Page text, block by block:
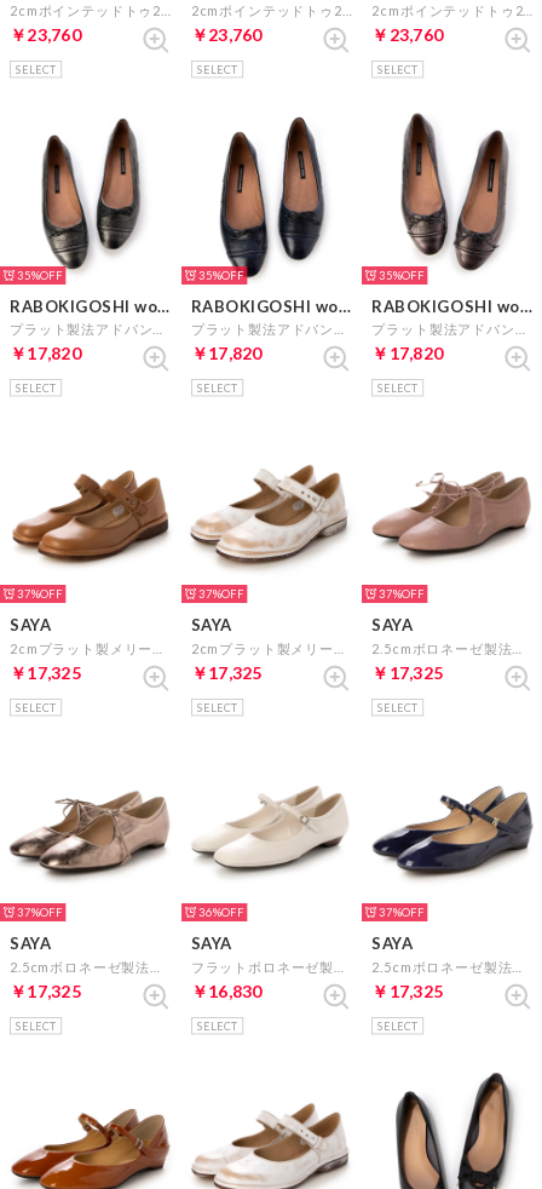
￥23,760
SELECT
￥23,760
SELECT
￥23,760
SELECT
35%
RABOKIGOSHI works
￥17,820
SELECT
35%
RABOKIGOSHI works
￥17,820
SELECT
35%
RABOKIGOSHI works
￥17,820
SELECT
37%
SAYA
￥17,325
SELECT
37%
SAYA
￥17,325
SELECT
37%
SAYA
￥17,325
SELECT
37%
SAYA
￥17,325
SELECT
36%
SAYA
￥16,830
SELECT
37%
SAYA
￥17,325
SELECT